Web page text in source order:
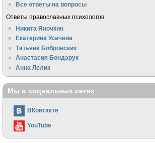
Все ответы на вопросы
Ответы православных психологов:
Никита Яночкин
Екатерина Усачева
Татьяна Бобровских
Анастасия Бондарук
Анна Лелик
Мы в социальных сетях
ВКонтакте
YouTube